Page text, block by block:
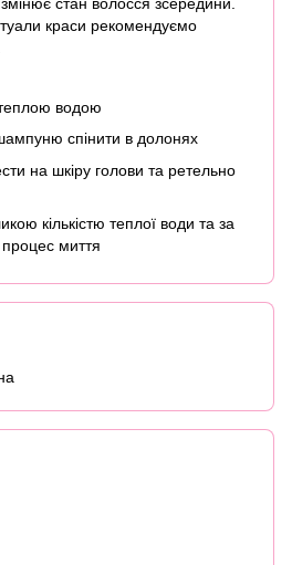
краси рекомендуємо
водою
шампуню спінити в долонях
на шкіру голови та ретельно
кількістю теплої води та за
миття